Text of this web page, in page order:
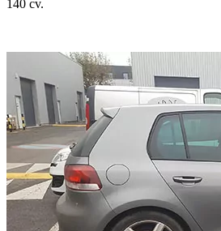
140 cv.